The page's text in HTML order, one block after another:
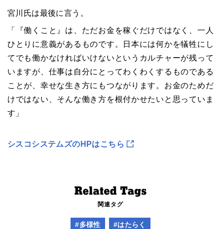
宮川氏は最後に言う。
「『働くこと』は、ただお金を稼ぐだけではなく、一人
ひとりに意義があるものです。日本には何かを犠牲にし
てでも働かなければいけないというカルチャーが残って
いますが、仕事は自分にとってわくわくするものである
ことが、幸せな生き方にもつながります。お金のためだ
けではない、そんな働き方を根付かせたいと思っていま
す」
シスコシステムズのHPはこちら
関連タグ
#多様性 #はたらく